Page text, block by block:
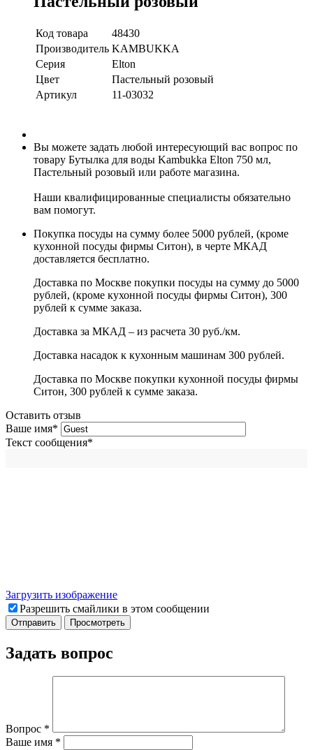
Код товара
48430
Производитель KAMBUKKA
Серия
Elton
Цвет
Пастельный розовый
Артикул
11-03032
Вы можете задать любой интересующий вас вопрос по
товару Бутылка для воды Kambukka Elton 750 мл,
Пастельный розовый или работе магазина.
Наши квалифицированные специалисты обязательно
вам помогут.
Покупка посуды на сумму более 5000 рублей, (кроме
кухонной посуды фирмы Ситон), в черте МКАД
доставляется бесплатно.
Доставка по Москве покупки посуды на сумму до 5000
рублей, (кроме кухонной посуды фирмы Ситон), 300
рублей к сумме заказа.
Доставка за МКАД – из расчета 30 руб./км.
Доставка насадок к кухонным машинам 300 рублей.
Доставка по Москве покупки кухонной посуды фирмы
Ситон, 300 рублей к сумме заказа.
Оставить отзыв
Ваше имя*
Текст сообщения*
Загрузить изображение
Разрешить смайлики в этом сообщении
Задать вопрос
Вопрос *
Ваше имя *